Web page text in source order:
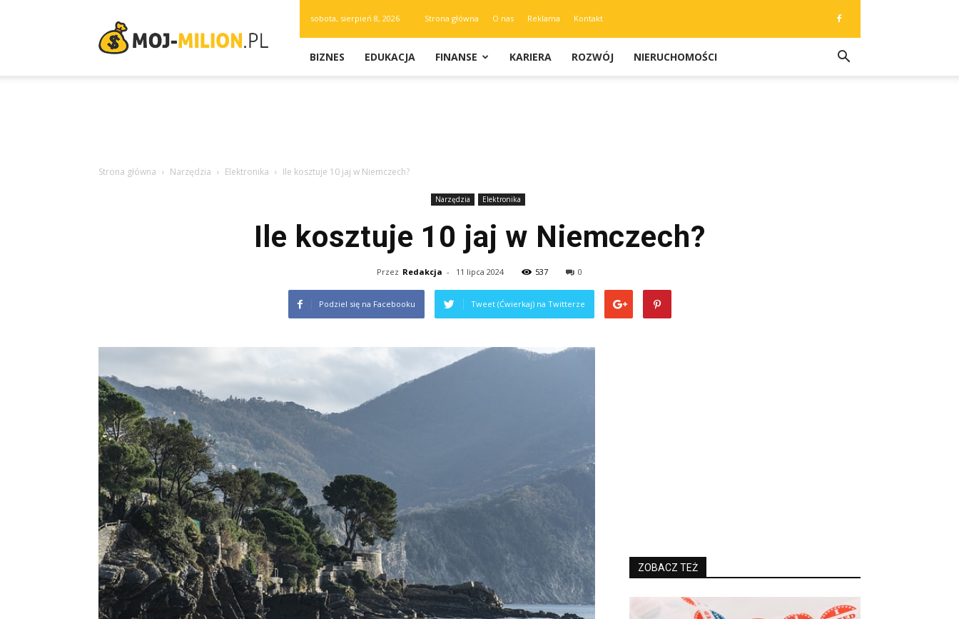
milion.pl
sobota, sierpień 8, 2026 Strona główna O nas Reklama Kontakt
BIZNES EDUKACJA FINANSE KARIERA ROZWÓJ NIERUCHOMOŚCI
Strona główna Narzędzia Elektronika Ile kosztuje 10 jaj w Niemczech?
Narzędzia Elektronika
Ile kosztuje 10 jaj w Niemczech?
Przez Redakcja - 11 lipca 2024 537 0
Podziel się na Facebooku Tweet (Ćwierkaj) na Twitterze
ZOBACZ TEŻ